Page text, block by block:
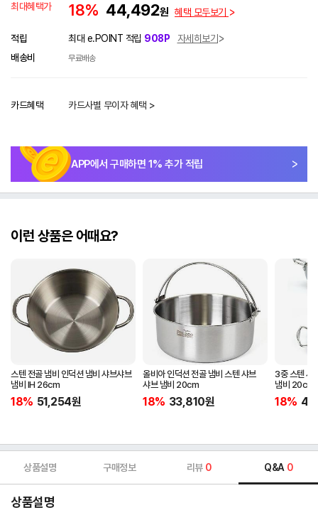
최대혜택가
18% 44,492원 혜택 모두보기
적립 최대 e.POINT 적립 908P
자세히보기
배송비
무료배송
카드혜택 카드사별 무이자 혜택 >
APP에서 구매하면 1% 추가 적립
이런 상품은 어때요?
스텐 전골 냄비 인덕션 냄비 샤브샤브
냄비 IH 26cm
18% 51,254원
올비아 인덕션 전골 냄비 스텐 샤브
샤브 냄비 20cm
18% 33,810원
3중 스텐 샤
냄비 20cm
18%
상품설명 구매정보 리뷰 0 Q&A 0
상품설명